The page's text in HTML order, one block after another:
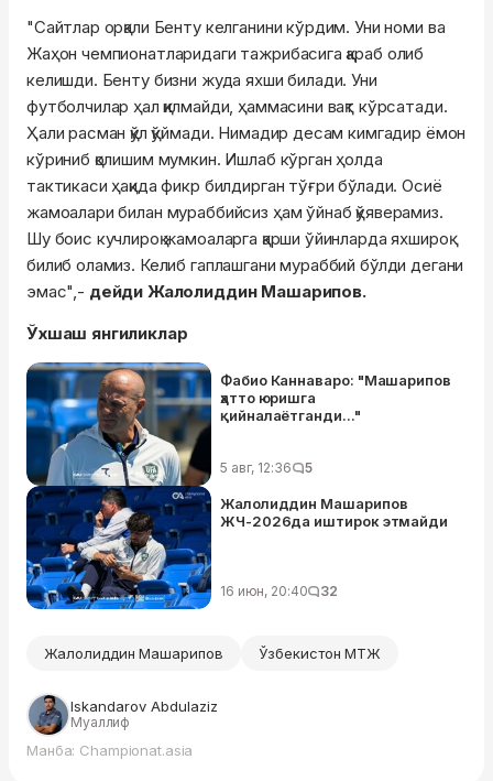
"Сайтлар орқали Бенту келганини кўрдим. Уни номи ва
Жаҳон чемпионатларидаги тажрибасига қараб олиб
келишди. Бенту бизни жуда яхши билади. Уни
футболчилар ҳал қилмайди, ҳаммасини вақт кўрсатади.
Ҳали расман қўл қўймади. Нимадир десам кимгадир ёмон
кўриниб қолишим мумкин. Ишлаб кўрган ҳолда
тактикаси ҳақида фикр билдирган тўғри бўлади. Осиё
жамоалари билан мураббийсиз ҳам ўйнаб қўяверамиз.
Шу боис кучлироқ жамоаларга қарши ўйинларда яхшироқ
билиб оламиз. Келиб гаплашгани мураббий бўлди дегани
эмас",- дейди Жалолиддин Машарипов.
Ўхшаш янгиликлар
Фабио Каннаваро: "Машарипов
ҳатто юришга
қийналаётганди..."
5 авг, 12:36 5
Жалолиддин Машарипов
ЖЧ-2026да иштирок этмайди
16 июн, 20:40 32
Жалолиддин Машарипов Ўзбекистон МТЖ
Iskandarov Abdulaziz
Муаллиф
Манба: Championat.asia